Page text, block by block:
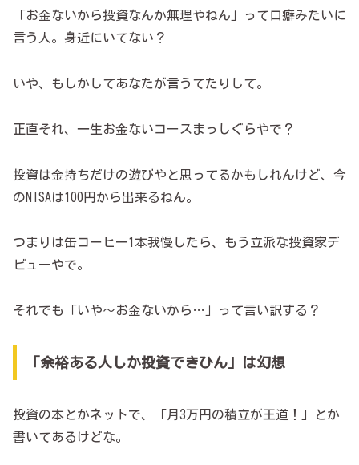
「お金ないから投資なんか無理やねん」って口癖みたいに
言う人。身近にいてない？
いや、もしかしてあなたが言うてたりして。
正直それ、一生お金ないコースまっしぐらやで？
投資は金持ちだけの遊びやと思ってるかもしれんけど、今
のNISAは100円から出来るねん。
つまりは缶コーヒー1本我慢したら、もう立派な投資家デ
ビューやで。
それでも「いや～お金ないから…」って言い訳する？
「余裕ある人しか投資できひん」は幻想
投資の本とかネットで、「月3万円の積立が王道！」とか
書いてあるけどな。